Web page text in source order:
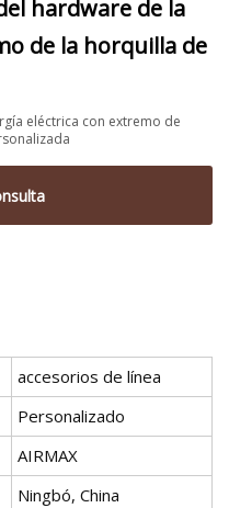
hardware de la
de la horquilla de
eléctrica con extremo de
accesorios de línea
Personalizado
AIRMAX
Ningbó, China